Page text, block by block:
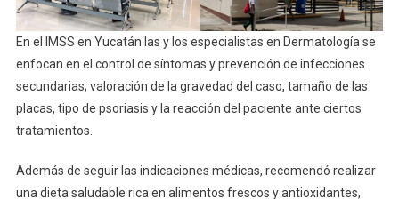
En el IMSS en Yucatán las y los especialistas en Dermatología se
enfocan en el control de síntomas y prevención de infecciones
secundarias; valoración de la gravedad del caso, tamaño de las
placas, tipo de psoriasis y la reacción del paciente ante ciertos
tratamientos.
Además de seguir las indicaciones médicas, recomendó realizar
una dieta saludable rica en alimentos frescos y antioxidantes,